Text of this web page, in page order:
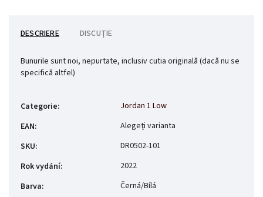
DESCRIERE DISCUŢIE
Bunurile sunt noi, nepurtate, inclusiv cutia originală (dacă nu se
specifică altfel)
Categorie:
Jordan 1 Low
EAN:
Alegeţi varianta
SKU:
DR0502-101
Rok vydání:
2022
Barva:
Černá/Bílá